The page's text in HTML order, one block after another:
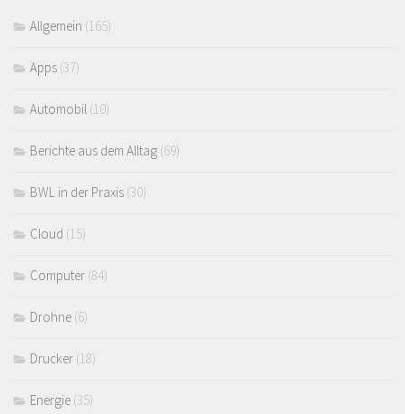
Allgemein (165)
Apps (37)
Automobil (10)
Berichte aus dem Alltag (69)
BWL in der Praxis (30)
Cloud (15)
Computer (84)
Drohne (6)
Drucker (18)
Energie (35)